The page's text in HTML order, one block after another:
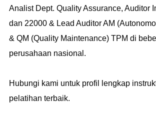
Analist Dept. Quality Assurance, Auditor
dan 22000 & Lead Auditor AM
& QM (Quality Maintenance) TPM di
perusahaan nasional.
Hubungi kami untuk profil lengkap
pelatihan terbaik.